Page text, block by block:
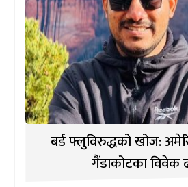
बर्ड फ्लुविरुद्धको खोज:
गैंडाकोटका विवेक